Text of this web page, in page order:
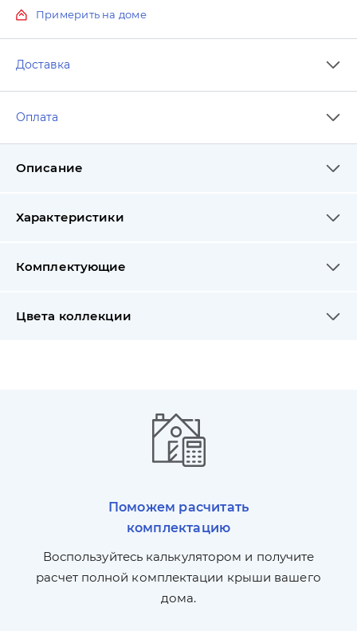
Примерить на доме
Доставка
Оплата
Описание
Характеристики
Комплектующие
Цвета коллекции
Поможем расчитать
комплектацию
Воспользуйтесь калькулятором и получите
расчет полной комплектации крыши вашего
дома.